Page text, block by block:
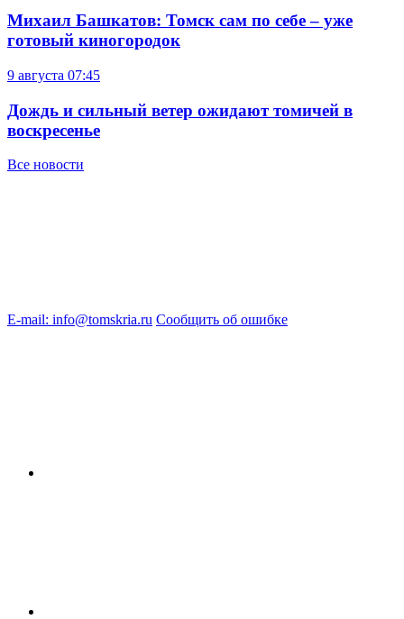
Михаил Башкатов: Томск сам по себе – уже
готовый киногородок
9 августа 07:45
Дождь и сильный ветер ожидают томичей в
воскресенье
Все новости
E-mail: info@tomskria.ru Сообщить об ошибке